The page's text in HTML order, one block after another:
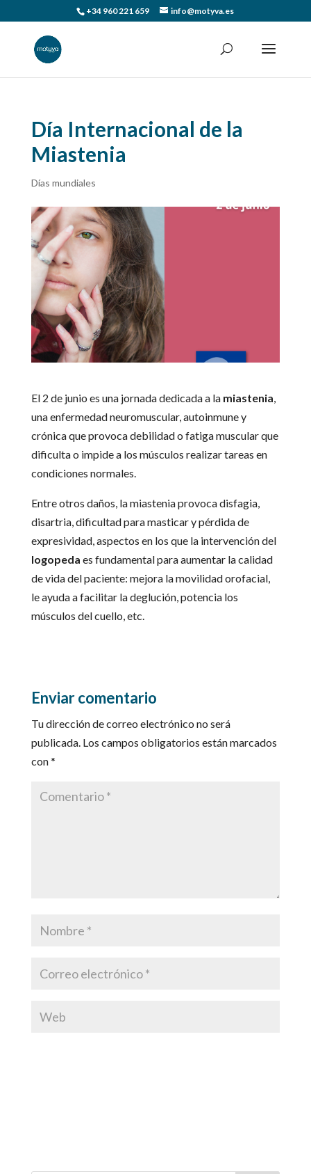
+34 960 221 659 info@motyva.es
Día Internacional de la
Miastenia
Días mundiales
El 2 de junio es una jornada dedicada a la miastenia,
una enfermedad neuromuscular, autoinmune y
crónica que provoca debilidad o fatiga muscular que
dificulta o impide a los músculos realizar tareas en
condiciones normales.
Entre otros daños, la miastenia provoca disfagia,
disartria, dificultad para masticar y pérdida de
expresividad, aspectos en los que la intervención del
logopeda es fundamental para aumentar la calidad
de vida del paciente: mejora la movilidad orofacial,
le ayuda a facilitar la deglución, potencia los
músculos del cuello, etc.
Enviar comentario
Tu dirección de correo electrónico no será
publicada. Los campos obligatorios están marcados
con*